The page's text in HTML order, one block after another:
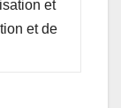
et
et de